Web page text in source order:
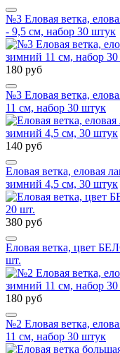
№3 Еловая ветка,
- 9,5 см, набор 30 штук
180 руб
№3 Еловая ветка,
11 см, набор 30 штук
140 руб
Еловая ветка, еловая
зимний 4,5 см, 30 штук
380 руб
Еловая ветка, цвет
шт.
180 руб
№2 Еловая ветка,
11 см, набор 30 штук